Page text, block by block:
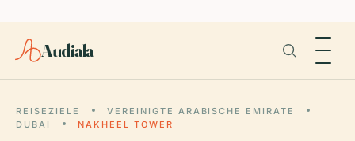
Audiala
REISEZIELE
VEREINIGTE ARABISCHE EMIRATE
DUBAI
NAKHEEL TOWER